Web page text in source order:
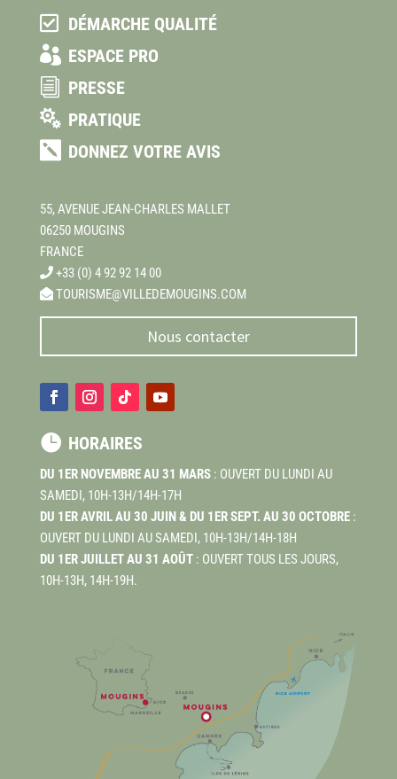
 DÉMARCHE QUALITÉ
 ESPACE PRO
i PRESSE
 PRATIQUE
 DONNEZ VOTRE AVIS
55, AVENUE JEAN-CHARLES MALLET
06250 MOUGINS
FRANCE
+33 (0) 4 92 92 14 00
TOURISME@VILLEDEMOUGINS.COM
Nous contacter
 HORAIRES
DU 1ER NOVEMBRE AU 31 MARS: OUVERT DU LUNDI AU
SAMEDI, 10H-13H/14H-17H
DU 1ER AVRIL AU 30 JUIN & DU 1ER SEPT. AU 30 OCTOBRE:
OUVERT DU LUNDI AU SAMEDI, 10H-13H/14H-18H
DU 1ER JUILLET AU 31 AOÛT: OUVERT TOUS LES JOURS,
10H-13H, 14H-19H.